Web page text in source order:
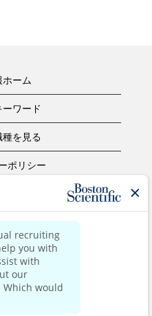
ホーム
ーワード
を見る
ポリシー
表示
せ
ックウェブサイトホーム